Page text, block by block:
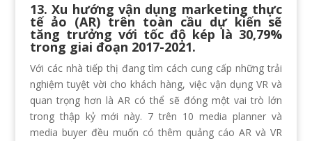
13. Xu hướng vận dụng marketing thực
tế ảo (AR) trên toàn cầu dự kiến ​​sẽ
tăng trưởng với tốc độ kép là 30,79%
trong giai đoạn 2017-2021.
Với các nhà tiếp thị đang tìm cách cung cấp những trải
nghiệm tuyệt vời cho khách hàng, việc vận dụng VR và
quan trọng hơn là AR có thể sẽ đóng một vai trò lớn
trong thập kỷ mới này. 7 trên 10 media planner và
media buyer đều muốn có thêm quảng cáo AR và VR